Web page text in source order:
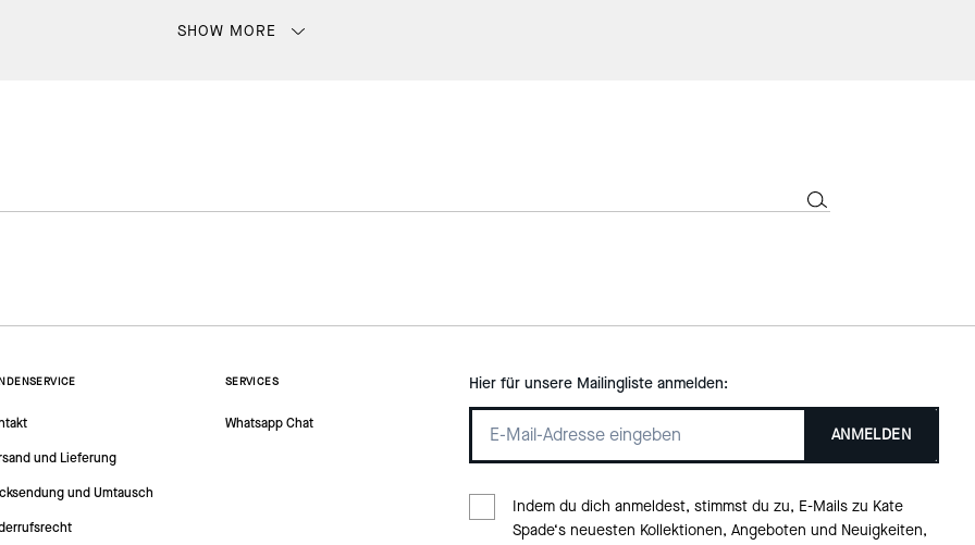
Faltbrieftaschen, Kartenetuis
SHOW MORE
und Lieferung
und Umtausch
SERVICES
Whatsapp Chat
Hier für unsere Mailingliste anmelden:
ANMELDEN
Indem du dich anmeldest, stimmst du zu, E-Mails zu Kate
Spade‘s neuesten Kollektionen, Angeboten und Neuigkeiten,